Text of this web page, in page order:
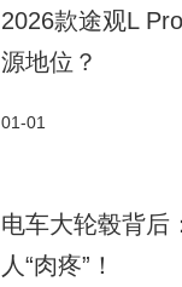
2026款途观L
源地位？
01-01
电车大轮毂背后
人“肉疼”！